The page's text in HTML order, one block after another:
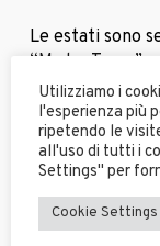
Le estati sono
“Madre Terra”
proveniente
tessuto,
tempo avere
regalo ideale
quell’amica
già studiando l’
Utilizziamo i
l'esperienza più
ripetendo le
all'uso di tutti i
Settings" per
Cookie Settings